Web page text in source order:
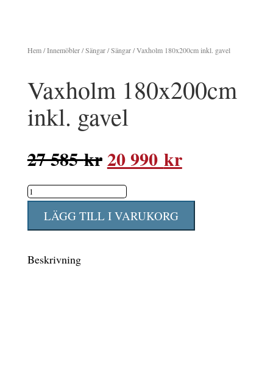
Hem/Innemöbler/Sängar/Sängar/ Vaxholm 180x200cm inkl. gavel
Vaxholm 180x200cm
inkl. gavel
27 585krDet
ursprungliga
priset
var:
20 990 krDet
priset
Vaxholm
180x200cm
inkl.
LÄGG TILL I VARUKORG
Beskrivning